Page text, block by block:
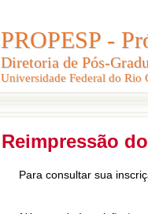
PROPESP -
Diretoria de Pós-
Universidade Federal do Rio
PROPESP -
Diretoria de Pós-
Universidade Federal do Rio
Reimpressão
Para consultar sua